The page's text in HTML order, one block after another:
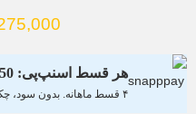
هر قسط اسنپ‌پی:
۴ قسط ماهانه. بدون سود، چک و ضامن.